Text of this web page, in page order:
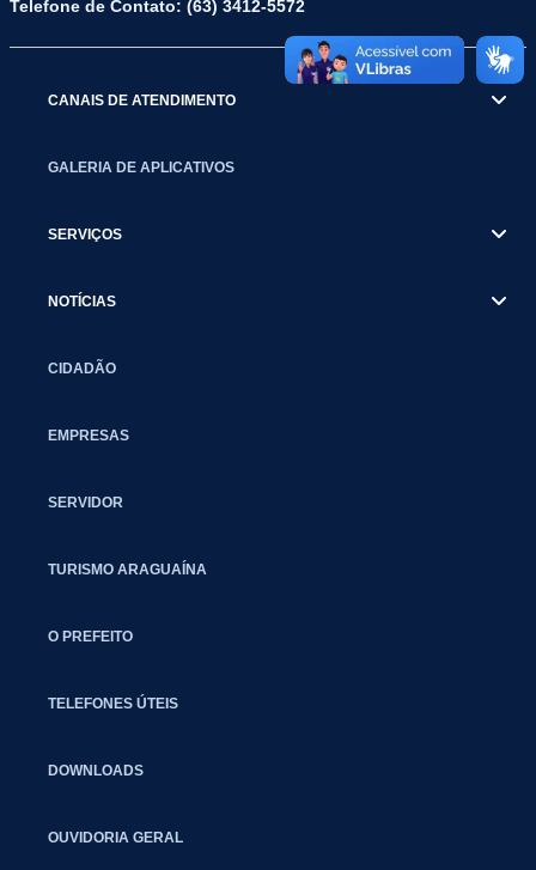
Telefone de Contato: (63) 3412-5572
CANAIS DE ATENDIMENTO
GALERIA DE APLICATIVOS
SERVIÇOS
NOTÍCIAS
CIDADÃO
EMPRESAS
SERVIDOR
TURISMO ARAGUAÍNA
O PREFEITO
TELEFONES ÚTEIS
DOWNLOADS
OUVIDORIA GERAL